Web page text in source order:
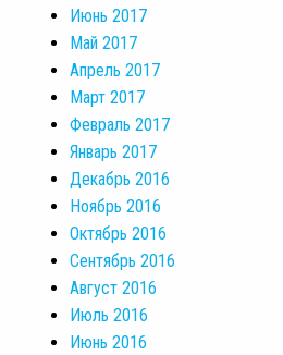
Июнь 2017
Май 2017
Апрель 2017
Март 2017
Февраль 2017
Январь 2017
Декабрь 2016
Ноябрь 2016
Октябрь 2016
Сентябрь 2016
Август 2016
Июль 2016
Июнь 2016